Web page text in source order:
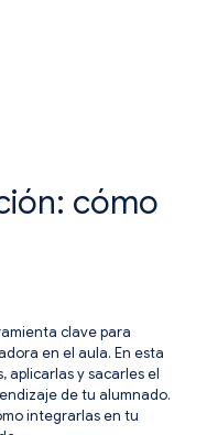
cómo
clave para
en el aula. En esta
aplicarlas y sacarles el
de tu alumnado.
integrarlas en tu